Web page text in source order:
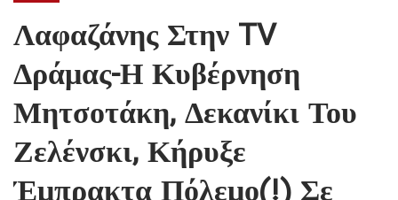
Λαφαζάνης Στην TV
Δράμας-Η Κυβέρνηση
Μητσοτάκη, Δεκανίκι Του
Ζελένσκι, Κήρυξε